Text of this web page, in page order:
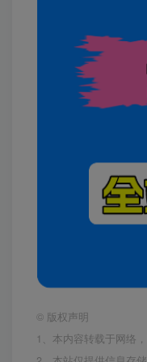
© 版权声明
1、本内容转载于网络